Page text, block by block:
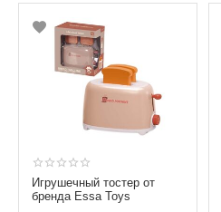
Игрушечный тостер от
бренда Essa Toys